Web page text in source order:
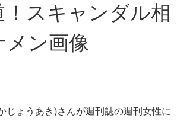
スキャンダル相
ン画像
じょうあき)さんが週刊誌の週刊女性に